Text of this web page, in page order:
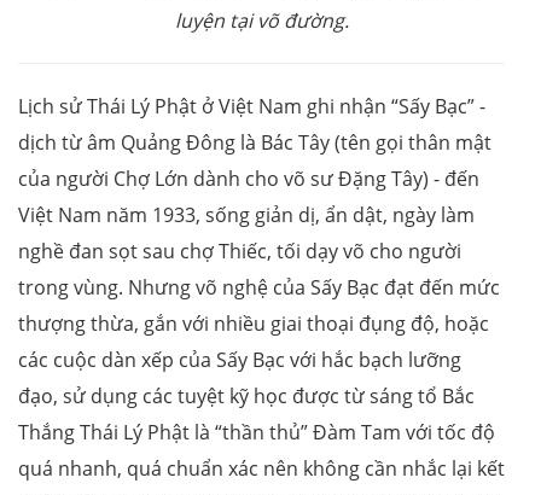
luyện tại võ đường.
Lịch sử Thái Lý Phật ở Việt Nam ghi nhận “Sấy Bạc” -
dịch từ âm Quảng Đông là Bác Tây (tên gọi thân mật
của người Chợ Lớn dành cho võ sư Đặng Tây) - đến
Việt Nam năm 1933, sống giản dị, ẩn dật, ngày làm
nghề đan sọt sau chợ Thiếc, tối dạy võ cho người
trong vùng. Nhưng võ nghệ của Sấy Bạc đạt đến mức
thượng thừa, gắn với nhiều giai thoại đụng độ, hoặc
các cuộc dàn xếp của Sấy Bạc với hắc bạch lưỡng
đạo, sử dụng các tuyệt kỹ học được từ sáng tổ Bắc
Thắng Thái Lý Phật là “thần thủ” Đàm Tam với tốc độ
quá nhanh, quá chuẩn xác nên không cần nhắc lại kết